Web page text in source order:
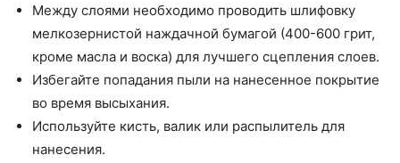
Между слоями необходимо проводить шлифовку
мелкозернистой наждачной бумагой (400-600 грит,
кроме масла и воска) для лучшего сцепления слоев.
Избегайте попадания пыли на нанесенное покрытие
во время высыхания.
Используйте кисть, валик или распылитель для
нанесения.